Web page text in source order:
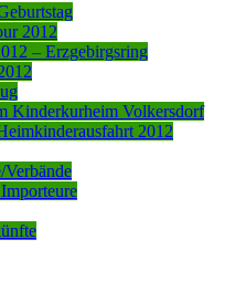
2012
– Erzgebirgsring
Kinderkurheim Volkersdorf
2012